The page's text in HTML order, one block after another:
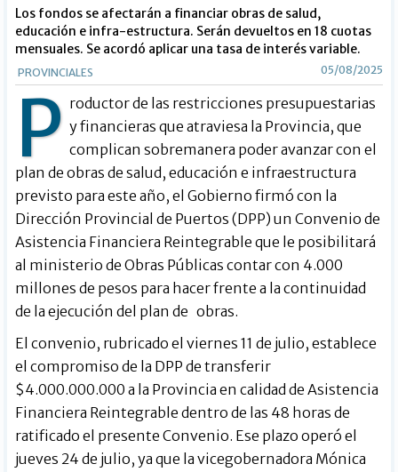
Los fondos se afectarán a financiar obras de salud,
educación e infra-estructura. Serán devueltos en 18 cuotas
mensuales. Se acordó aplicar una tasa de interés variable.
PROVINCIALES 05/08/2025
P roductor de las restricciones presupuestarias
y financieras que atraviesa la Provincia, que
complican sobremanera poder avanzar con el
plan de obras de salud, educación e infraestructura
previsto para este año, el Gobierno firmó con la
Dirección Provincial de Puertos (DPP) un Convenio de
Asistencia Financiera Reintegrable que le posibilitará
al ministerio de Obras Públicas contar con 4.000
millones de pesos para hacer frente a la continuidad
de la ejecución del plan de obras.
El convenio, rubricado el viernes 11 de julio, establece
el compromiso de la DPP de transferir
$4.000.000.000 a la Provincia en calidad de Asistencia
Financiera Reintegrable dentro de las 48 horas de
ratificado el presente Convenio. Ese plazo operó el
jueves 24 de julio, ya que la vicegobernadora Mónica